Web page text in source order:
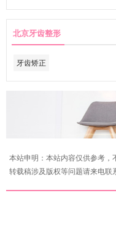
北京牙齿整形
牙齿矫正
本站申明：本站内容仅供参考
转载稿涉及版权等问题请来电联